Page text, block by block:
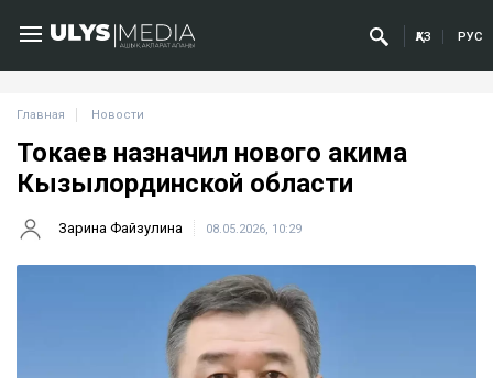
ҚАЗ РУС
Главная Новости
Токаев назначил нового акима
Кызылординской области
Зарина Файзулина 08.05.2026, 10:29